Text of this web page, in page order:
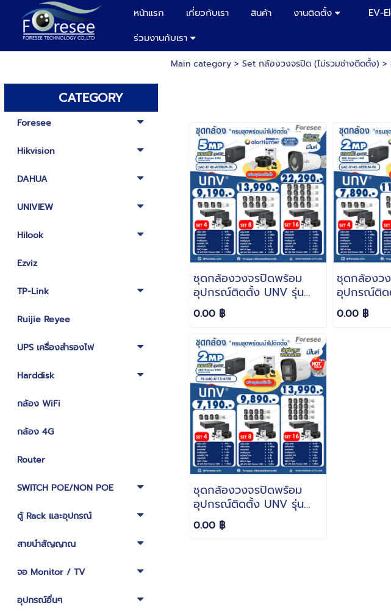
หน้าแรก เกี่ยวกับเรา สินค้า งานติดตั้ง EV-
ร่วมงานกับเรา
CATEGORY
Foresee
Hikvision
DAHUA
UNIVIEW
Hilook
Ezviz
TP-Link
Ruijie Reyee
UPS เครื่องสำรองไฟ
Harddisk
กล้อง WiFi
กล้อง 4G
Router
SWITCH POE/NON POE
ตู้ Rack และอุปกรณ์
สายนำสัญญาณ
จอ Monitor / TV
อุปกรณ์อื่นๆ
Main category> Set กล้องวงจรปิด (ไม่รวมช่างติดตั้ง) >
ชุดกล้องวงจรปิดพร้อม
อุปกรณ์ติดตั้ง UNV รุ่น
UAC-B142-AF28LM-DL
ColorHunter smart dual
light ความละเอียด 5 ล้าน
มีไมค์บันทึกภาพพร้อมเสียง
0.00 ฿
ชุดกล้องว
อุปกรณ์ติด
UAC-
0.00 ฿
ชุดกล้องวงจรปิดพร้อม
อุปกรณ์ติดตั้ง UNV รุ่น
FS-UAC-B112-AF28 ภาพ
IR ตอนกลางคืน ความ
0.00 ฿